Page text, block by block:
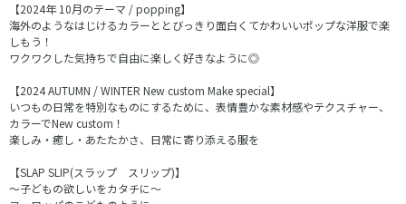
【2024年 10月のテーマ / popping】
海外のようなはじけるカラーととびっきり面白くてかわいいポップな洋服で楽
しもう！
ワクワクした気持ちで自由に楽しく好きなように◎
【2024 AUTUMN / WINTER New custom Make special】
いつもの日常を特別なものにするために、表情豊かな素材感やテクスチャー、
カラーでNew custom！
楽しみ・癒し・あたたかさ、日常に寄り添える服を
【SLAP SLIP(スラップ スリップ)】
～子どもの欲しいをカタチに～